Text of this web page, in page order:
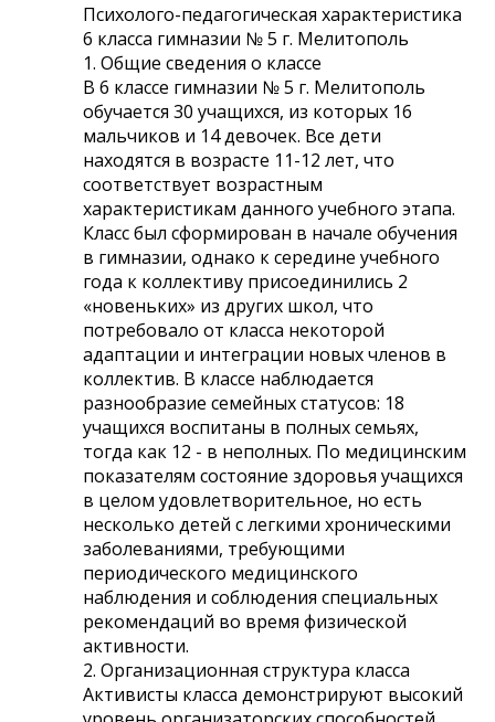
Психолого-педагогическая характеристика
6 класса гимназии № 5 г. Мелитополь
1. Общие сведения о классе
В 6 классе гимназии № 5 г. Мелитополь
обучается 30 учащихся, из которых 16
мальчиков и 14 девочек. Все дети
находятся в возрасте 11-12 лет, что
соответствует возрастным
характеристикам данного учебного этапа.
Класс был сформирован в начале обучения
в гимназии, однако к середине учебного
года к коллективу присоединились 2
«новеньких» из других школ, что
потребовало от класса некоторой
адаптации и интеграции новых членов в
коллектив. В классе наблюдается
разнообразие семейных статусов: 18
учащихся воспитаны в полных семьях,
тогда как 12 - в неполных. По медицинским
показателям состояние здоровья учащихся
в целом удовлетворительное, но есть
несколько детей с легкими хроническими
заболеваниями, требующими
периодического медицинского
наблюдения и соблюдения специальных
рекомендаций во время физической
активности.
2. Организационная структура класса
Активисты класса демонстрируют высокий